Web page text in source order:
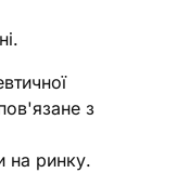
з
на ринку.